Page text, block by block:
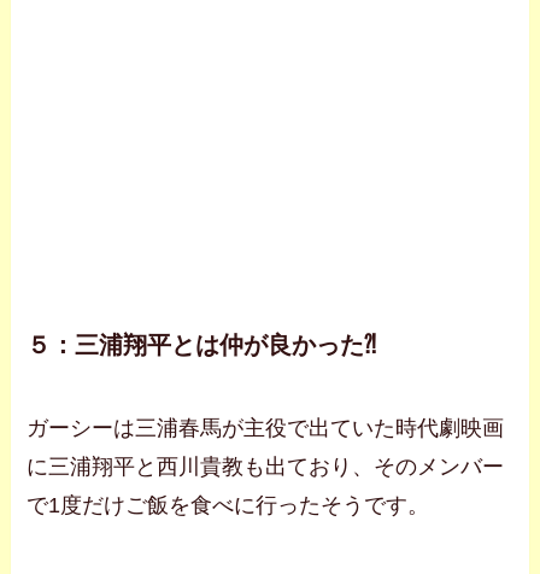
５：三浦翔平とは仲が良かった⁈
ガーシーは三浦春馬が主役で出ていた時代劇映画
に三浦翔平と西川貴教も出ており、そのメンバー
で1度だけご飯を食べに行ったそうです。